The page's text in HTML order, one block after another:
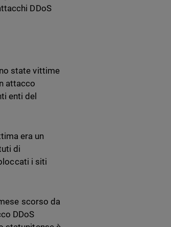
DDoS
state vittime
attacco
enti del
era un
di
i siti
scorso da
DDoS